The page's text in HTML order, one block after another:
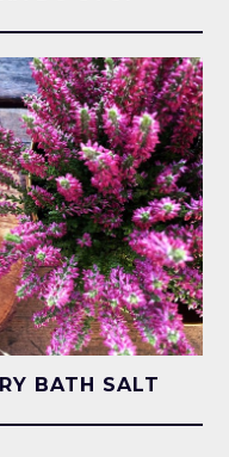
BATH SALT